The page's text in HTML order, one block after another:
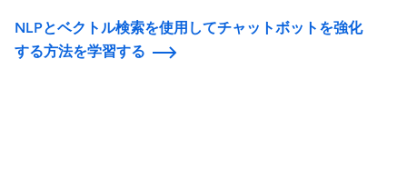
NLPとベクトル検索を使用してチャットボットを強化
する方法を学習する